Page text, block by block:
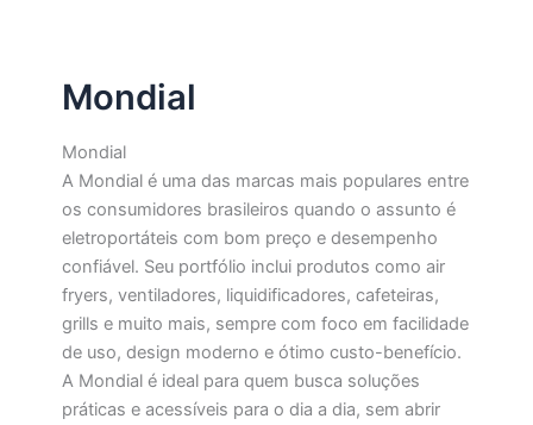
Mondial
Mondial
A Mondial é uma das marcas mais populares entre
os consumidores brasileiros quando o assunto é
eletroportáteis com bom preço e desempenho
confiável. Seu portfólio inclui produtos como air
fryers, ventiladores, liquidificadores, cafeteiras,
grills e muito mais, sempre com foco em facilidade
de uso, design moderno e ótimo custo-benefício.
A Mondial é ideal para quem busca soluções
práticas e acessíveis para o dia a dia, sem abrir